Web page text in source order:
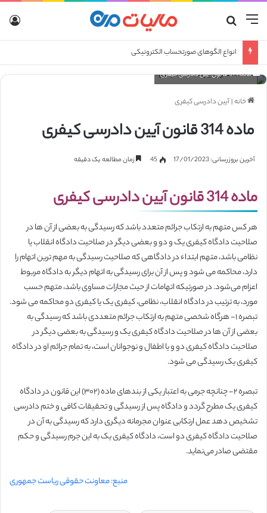
منو
انواع الگوهای صورتحساب الکترونیکی
ماده 314 قانون آیین دادرسی کیفری
خانه|آیین دادرسی کیفری
ماده 314 قانون آیین دادرسی کیفری
آخرین بروزرسانی: 17/01/2023 45 زمان مطالعه یک دقیقه
ماده 314 قانون آیین دادرسی کیفری
هر کس متهم به ارتکاب جرائم متعدد باشد که رسیدگی به بعضی از آن ها در
صلاحیت دادگاه کیفری یک و دو و بعضی دیگر در صلاحیت دادگاه انقلاب یا
نظامی باشد، متهم ابتداء در دادگاهی که صلاحیت رسیدگی به مهم ترین اتهام را
دارد، محاکمه می شود و پس از آن برای رسیدگی به اتهام دیگر به دادگاه مربوط
اعزام می‌شود. در صورتیکه اتهامات از حیث مجازات مساوی باشد، متهم حسب
مورد، به ترتیب در دادگاه انقلاب، نظامی، کیفری یک یا کیفری دو محاکمه می شود.
تبصره ۱- هرگاه شخصی متهم به ارتکاب جرائم متعددی باشد که رسیدگی به
بعضی از آن ها در صلاحیت دادگاه کیفری یک و رسیدگی به بعضی دیگر در
صلاحیت دادگاه کیفری دو و یا اطفال و نوجوانان است، به تمام جرائم او در دادگاه
کیفری یک رسیدگی می شود.
تبصره ۲- چنانچه جرمی به اعتبار یکی از بندهای ماده (۳۰۲) این قانون در دادگاه
کیفری یک مطرح گردد و دادگاه پس از رسیدگی و تحقیقات کافی و ختم دادرسی
تشخیص دهد عمل ارتکابی عنوان مجرمانه دیگری دارد که رسیدگی به آن در
صلاحیت دادگاه کیفری دو است، دادگاه کیفری یک به این جرم رسیدگی و حکم
مقتضی صادر می‌نماید.
منبع: معاونت حقوقی ریاست جمهوری